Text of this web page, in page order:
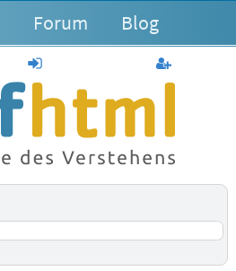
Forum Blog
anmelden